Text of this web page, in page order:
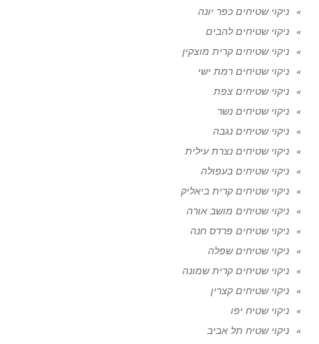
ניקוי שטיחים כפר יונה
ניקוי שטיחים להבים
ניקוי שטיחים קרית מוצקין
ניקוי שטיחים רמת ישי
ניקוי שטיחים צפת
ניקוי שטיחים נשר
ניקוי שטיחים נגבה
ניקוי שטיחים נצרת עילית
ניקוי שטיחים בעפולה
ניקוי שטיחים קרית ביאליק
ניקוי שטיחים מושב אורה
ניקוי שטיחים פרדס חנה
ניקוי שטיחים שפלה
ניקוי שטיחים קרית שמונה
ניקוי שטיחים קצרין
ניקוי שטיח יפו
ניקוי שטיח תל אביב